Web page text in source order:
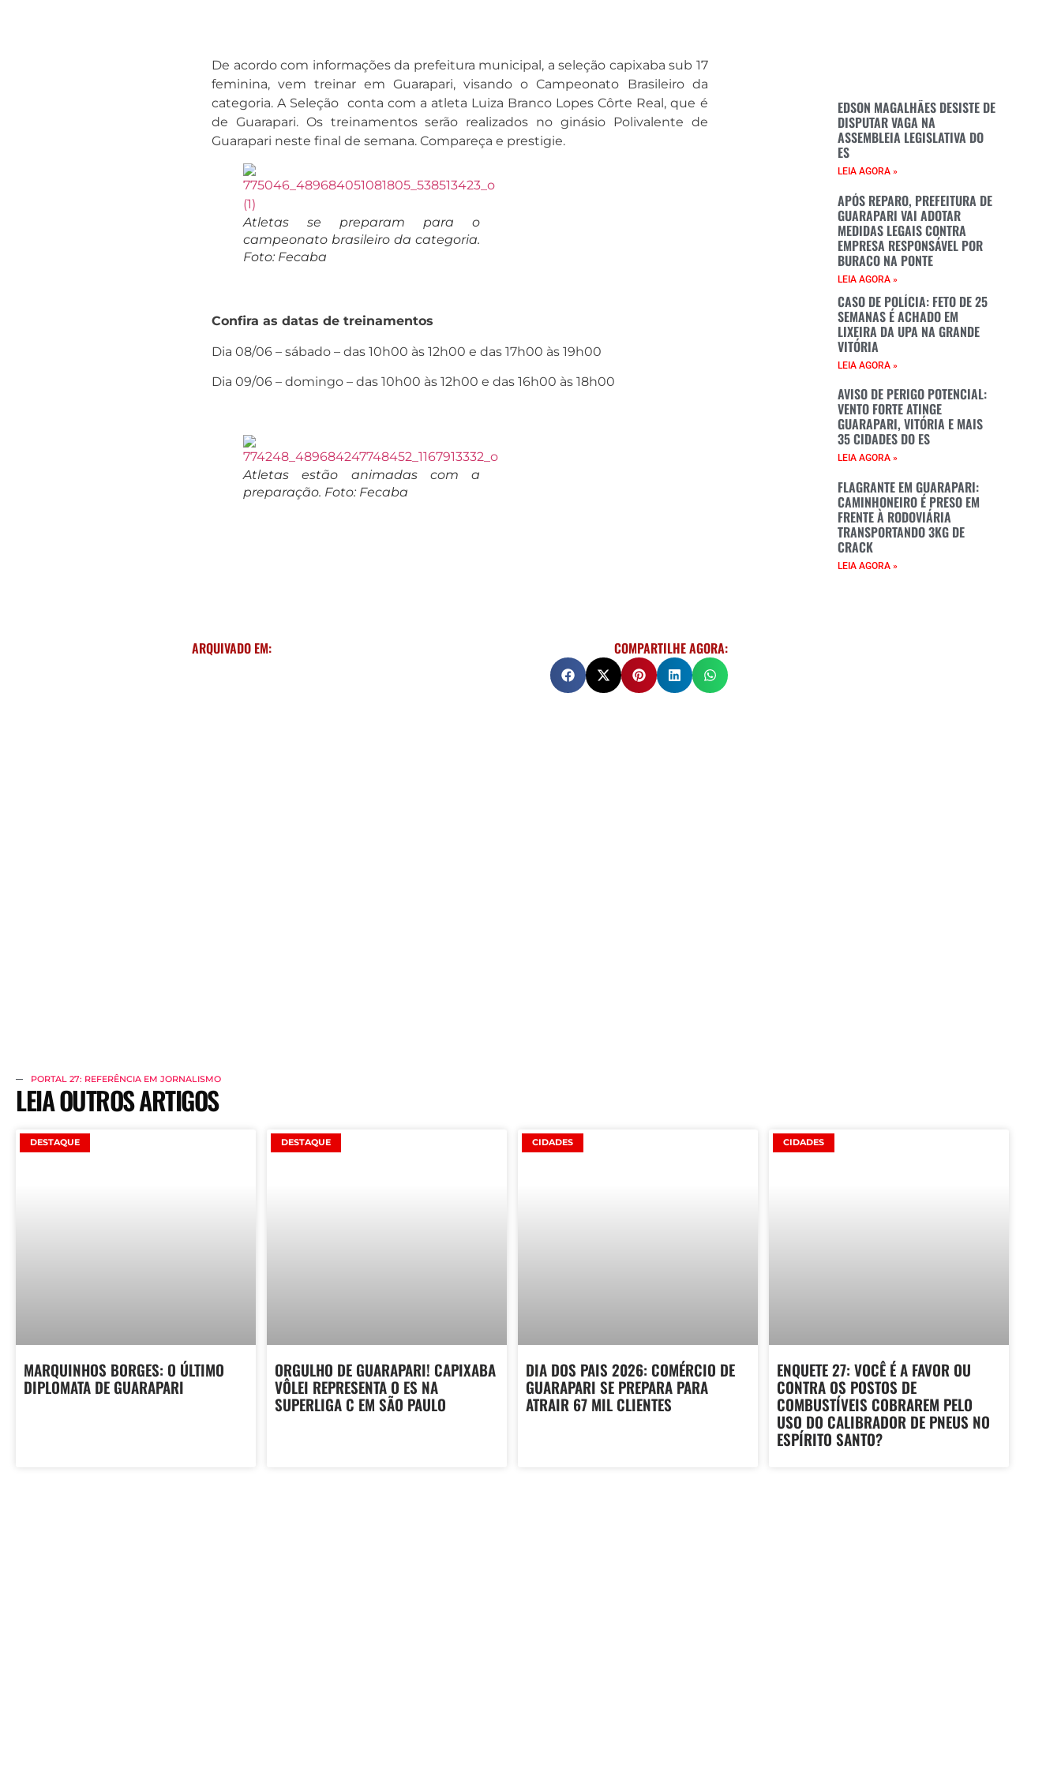
De acordo com informações da prefeitura municipal, a seleção capixaba sub 17
feminina, vem treinar em Guarapari, visando o Campeonato Brasileiro da
categoria. A Seleção conta com a atleta Luiza Branco Lopes Côrte Real, que é
de Guarapari. Os treinamentos serão realizados no ginásio Polivalente de
Guarapari neste final de semana. Compareça e prestigie.
Atletas se preparam para o
campeonato brasileiro da categoria.
Foto: Fecaba
Confira as datas de treinamentos
Dia 08/06 – sábado – das 10h00 às 12h00 e das 17h00 às 19h00
Dia 09/06 – domingo – das 10h00 às 12h00 e das 16h00 às 18h00
Atletas estão animadas com a
preparação. Foto: Fecaba
ARQUIVADO EM: COMPARTILHE AGORA:
EDSON MAGALHÃES DESISTE DE
DISPUTAR VAGA NA
ASSEMBLEIA LEGISLATIVA DO
ES
LEIA AGORA »
APÓS REPARO, PREFEITURA DE
GUARAPARI VAI ADOTAR
MEDIDAS LEGAIS CONTRA
EMPRESA RESPONSÁVEL POR
BURACO NA PONTE
LEIA AGORA »
CASO DE POLÍCIA: FETO DE 25
SEMANAS É ACHADO EM
LIXEIRA DA UPA NA GRANDE
VITÓRIA
LEIA AGORA »
AVISO DE PERIGO POTENCIAL:
VENTO FORTE ATINGE
GUARAPARI, VITÓRIA E MAIS
35 CIDADES DO ES
LEIA AGORA »
FLAGRANTE EM GUARAPARI:
CAMINHONEIRO É PRESO EM
FRENTE À RODOVIÁRIA
TRANSPORTANDO 3KG DE
CRACK
LEIA AGORA »
PORTAL 27: REFERÊNCIA EM JORNALISMO
LEIA OUTROS ARTIGOS
DESTAQUE
MARQUINHOS BORGES: O ÚLTIMO
DIPLOMATA DE GUARAPARI
DESTAQUE
ORGULHO DE GUARAPARI! CAPIXABA
VÔLEI REPRESENTA O ES NA
SUPERLIGA C EM SÃO PAULO
CIDADES
DIA DOS PAIS 2026: COMÉRCIO DE
GUARAPARI SE PREPARA PARA
ATRAIR 67 MIL CLIENTES
CIDADES
ENQUETE 27: VOCÊ É A FAVOR OU
CONTRA OS POSTOS DE
COMBUSTÍVEIS COBRAREM PELO
USO DO CALIBRADOR DE PNEUS NO
ESPÍRITO SANTO?